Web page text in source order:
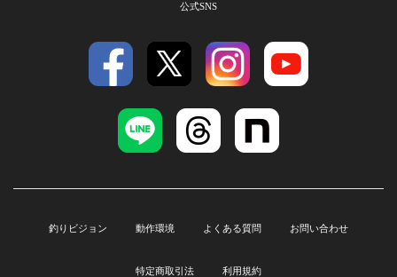
公式SNS
釣りビジョン 動作環境 よくある質問 お問い合わせ
特定商取引法 利用規約